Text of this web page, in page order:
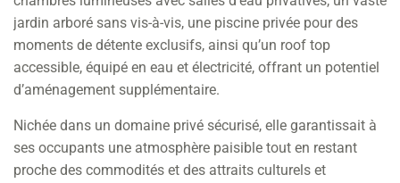
jardin arboré sans vis-à-vis, une piscine privée pour des
moments de détente exclusifs, ainsi qu’un roof top
accessible, équipé en eau et électricité, offrant un potentiel
d’aménagement supplémentaire.
Nichée dans un domaine privé sécurisé, elle garantissait à
ses occupants une atmosphère paisible tout en restant
proche des commodités et des attraits culturels et